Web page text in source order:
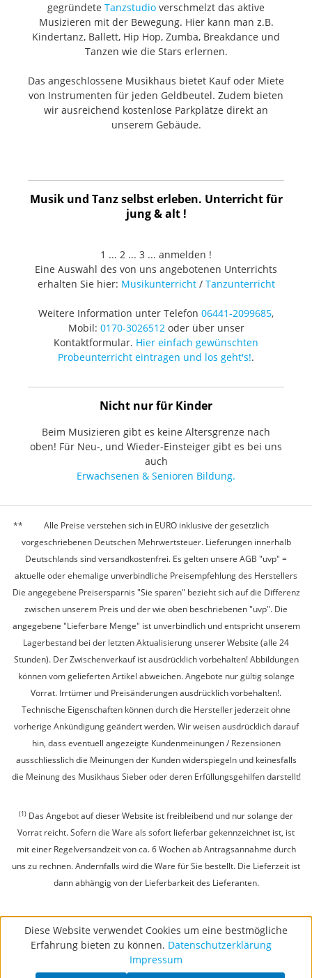
gegründete Tanzstudio verschmelzt das aktive
Musizieren mit der Bewegung. Hier kann man z.B.
Kindertanz, Ballett, Hip Hop, Zumba, Breakdance und
Tanzen wie die Stars erlernen.
Das angeschlossene Musikhaus bietet Kauf oder Miete
von Instrumenten für jeden Geldbeutel. Zudem bieten
wir ausreichend kostenlose Parkplätze direkt an
unserem Gebäude.
Musik und Tanz selbst erleben. Unterricht für
jung & alt !
1 ... 2 ... 3 ... anmelden !
Eine Auswahl des von uns angebotenen Unterrichts
erhalten Sie hier: Musikunterricht/ Tanzunterricht
Weitere Information unter Telefon 06441-2099685,
Mobil: 0170-3026512oder über unser
Kontaktformular. Hier einfach gewünschten
Probeunterricht eintragen und los geht's!.
Nicht nur für Kinder
Beim Musizieren gibt es keine Altersgrenze nach
oben! Für Neu-, und Wieder-Einsteiger gibt es bei uns
auch
Erwachsenen & Senioren Bildung.
Alle Preise verstehen sich in EURO inklusive der gesetzlich
vorgeschriebenen Deutschen Mehrwertsteuer. Lieferungen innerhalb
Deutschlands sind versandkostenfrei. Es gelten unsere AGB "uvp" =
aktuelle oder ehemalige unverbindliche Preisempfehlung des Herstellers
Die angegebene Preisersparnis "Sie sparen" bezieht sich auf die Differenz
zwischen unserem Preis und der wie oben beschriebenen "uvp". Die
angegebene "Lieferbare Menge" ist unverbindlich und entspricht unserem
Lagerbestand bei der letzten Aktualisierung unserer Website (alle 24
Stunden). Der Zwischenverkauf ist ausdrücklich vorbehalten! Abbildungen
können vom gelieferten Artikel abweichen. Angebote nur gültig solange
Vorrat. Irrtümer und Preisänderungen ausdrücklich vorbehalten!.
Technische Eigenschaften können durch die Hersteller jederzeit ohne
vorherige Ankündigung geändert werden. Wir weisen ausdrücklich darauf
hin, dass eventuell angezeigte Kundenmeinungen / Rezensionen
ausschliesslich die Meinungen der Kunden widerspiegeln und keinesfalls
die Meinung des Musikhaus Sieber oder deren Erfüllungsgehilfen darstellt!
(1) Das Angebot auf dieser Website ist freibleibend und nur solange der
Vorrat reicht. Sofern die Ware als sofort lieferbar gekennzeichnet ist, ist
mit einer Regelversandzeit von ca. 6 Wochen ab Antragsannahme durch
uns zu rechnen. Andernfalls wird die Ware für Sie bestellt. Die Lieferzeit ist
dann abhängig von der Lieferbarkeit des Lieferanten.
Diese Website verwendet Cookies um eine bestmögliche
Erfahrung bieten zu können. Datenschutzerklärung
Impressum